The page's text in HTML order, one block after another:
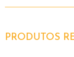
PRODUTOS